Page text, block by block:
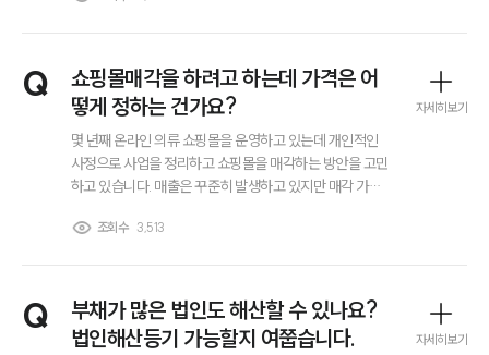
언론보도
공지사항
법률 블로그
법률서식
뉴스레터/브로슈어
세미나
대륜법률상담예약
Q
쇼핑몰매각을 하려고 하는데 가격은 어
떻게 정하는 건가요?
몇 년째 온라인 의류 쇼핑몰을 운영하고 있는데 개인적인
사정으로 사업을 정리하고 쇼핑몰을 매각하는 방안을 고민
하고 있습니다. 매출은 꾸준히 발생하고 있지만 매각 가격
각을 진행할 때 일반적으로 어떤 기준으로 가격을 산정하
조회수 3,513
자세히보기
Q
부채가 많은 법인도 해산할 수 있나요?
법인해산등기 가능할지 여쭙습니다.
자세히보기